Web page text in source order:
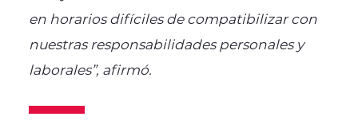
en horarios difíciles de compatibilizar con
nuestras responsabilidades personales y
laborales”, afirmó.